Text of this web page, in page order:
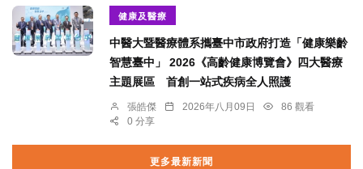
健康及醫療
中醫大暨醫療體系攜臺中市政府打造「健康樂齡
智慧臺中」 2026《高齡健康博覽會》四大醫療
主題展區 首創一站式疾病全人照護
張皓傑 2026年八月09日
86 觀看
0 分享
更多最新新聞